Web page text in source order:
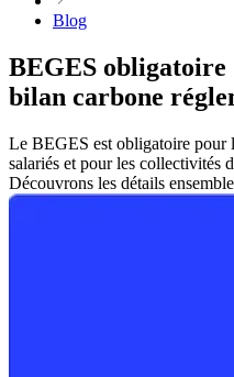
Blog
BEGES
bilan carbone
Le BEGES est obligatoire pour
salariés et pour les collectivités
Découvrons les détails